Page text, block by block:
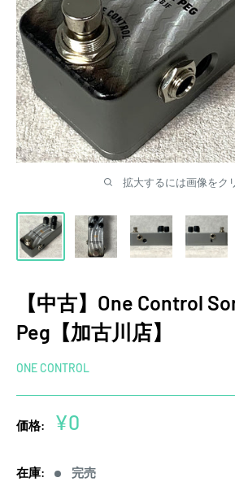
拡大するには画像をク
【中古】One Control
Peg【加古川店】
ONE CONTROL
価格:
販
価
格
¥0
在庫: 完売